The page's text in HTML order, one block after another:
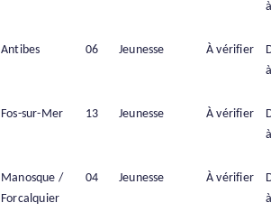
Antibes 06 Jeunesse À vérifier
Fos-sur-Mer 13 Jeunesse À vérifier
Manosque /
Forcalquier
04 Jeunesse À vérifier